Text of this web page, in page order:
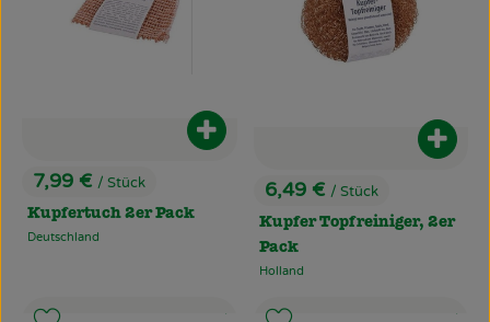
, Preis:
7,99 € / Stück
Kupfertuch 2er Pack
, Herkunft:
Deutschland
Produkt zum Warenkorb
, Preis:
6,49 € / Stück
Kupfer Topfreiniger, 2er
Pack
, Herkunft:
Holland
, Verband:
. ,
.